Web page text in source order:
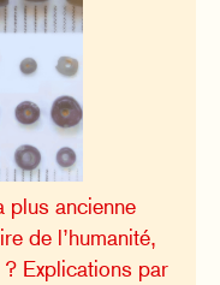
plus ancienne
de l’humanité,
Explications par